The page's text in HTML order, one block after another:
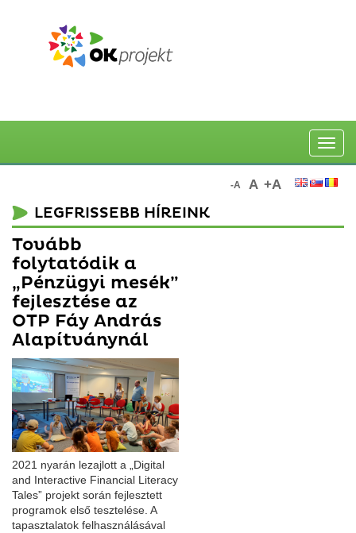
Toggle
-A A +A
LEGFRISSEBB HÍREINK
Tovább
folytatódik a
„Pénzügyi mesék”
fejlesztése az
OTP Fáy András
Alapítványnál
2021 nyarán lezajlott a „Digital
and Interactive Financial Literacy
Tales” projekt során fejlesztett
programok első tesztelése. A
tapasztalatok felhasználásával